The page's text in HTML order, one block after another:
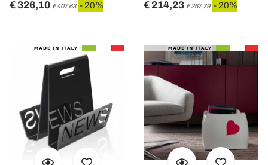
€ 326,10 € 407,63 - 20% € 214,23 € 267,79 - 20%